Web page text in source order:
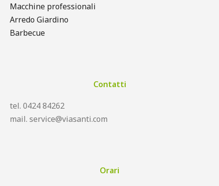
Macchine professionali
Arredo Giardino
Barbecue
Contatti
tel. 0424 84262
mail. service@viasanti.com
Orari